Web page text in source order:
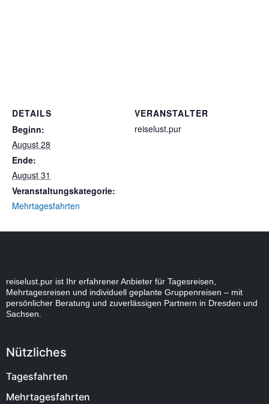
DETAILS
Beginn:
August 28
Ende:
August 31
Veranstaltungskategorie:
Mehrtagesfahrten
VERANSTALTER
reiselust.pur
reiselust.pur ist Ihr erfahrener Anbieter für Tagesreisen,
Mehrtagesreisen und individuell geplante Gruppenreisen – mit
persönlicher Beratung und zuverlässigen Partnern in Dresden und
Sachsen.
Nützliches
Tagesfahrten
Mehrtagesfahrten